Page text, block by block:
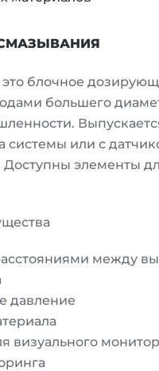
блочное
большего
системы или с
элементы
между
давление
визуального